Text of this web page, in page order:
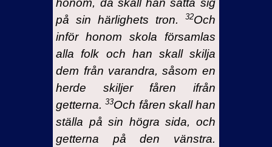
på sin härlighets tron.
32Och
inför honom skola församlas
alla folk och han skall skilja
dem från varandra, såsom en
herde skiljer fåren ifrån
getterna.33Och fåren skall han
ställa på sin högra sida, och
getterna på den vänstra.